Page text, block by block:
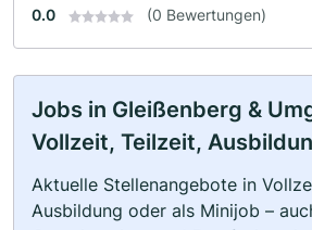
0.0 (0 Bewertungen)
Jobs in Gleißenberg &
Vollzeit, Teilzeit,
Aktuelle Stellenangebote in
Ausbildung oder als Minijob –